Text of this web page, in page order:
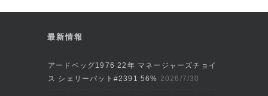
最新情報
アードベッグ1976 22年 マネージャーズチョイ
ス シェリーバット#2391 56% 2026/7/30